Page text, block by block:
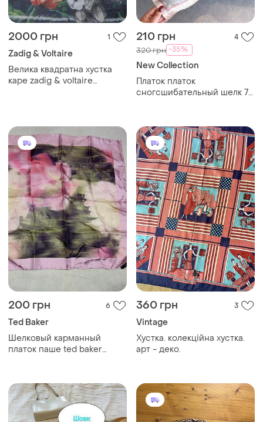
2000 грн 1
Zadig & Voltaire
Велика квадратна хустка
каре zadig & voltaire
210 грн 4
320 грн -35%
New Collection
Платок платок
сногсшибательный шелк 70
новенький для женщин на
лето на шею на голову на
сумку
200 грн 6
Ted Baker
Шелковый карманный
платок паше ted baker
360 грн 3
Vintage
Хустка. колекційна хустка.
арт - деко.